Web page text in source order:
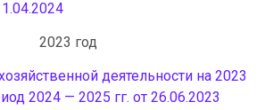
2023 год
деятельности на 2023
2024 — 2025 гг. от 26.06.2023